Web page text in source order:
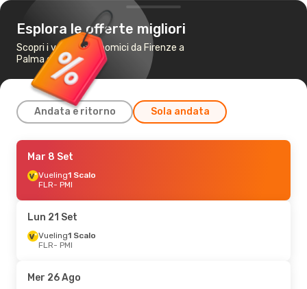
Esplora le offerte migliori
Scopri i voli più economici da Firenze a
Palma di Maiorca
Andata e ritorno Sola andata
Lun 7 Set
Vueling1 Scalo
FLR- PMI
PMI- FLR
Gio 27 Ago- Mer 2 Set
Vueling 1 Scalo
PMI- FLR
Mar 8 Set
Vueling1 Scalo
FLR- PMI
Lun 21 Set
Vueling1 Scalo
FLR- PMI
Mer 26 Ago